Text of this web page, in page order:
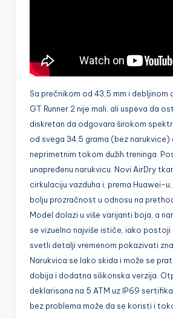
Sa prečnikom od 43,5 mm i debljinom
GT Runner 2 nije mali, ali uspeva da
diskretan da odgovara širokom
od svega 34,5 grama (bez
neprimetnim tokom dužih treninga.
unapređenu narukvicu. Novi AirDry
cirkulaciju vazduha i, prema Huawei-
bolju prozračnost u odnosu na
Model dolazi u više varijanti boja, a
se vizuelno najviše ističe, iako postoji
svetli detalji vremenom pokazivati
Narukvica se lako skida i može se
dobija i dodatna silikonska verzija.
deklarisana na 5 ATM uz IP69
bez problema može da se koristi i